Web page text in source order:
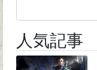
人気記事